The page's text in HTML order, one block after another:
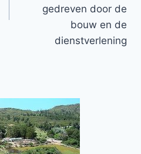
gedreven door de
bouw en de
dienstverlening